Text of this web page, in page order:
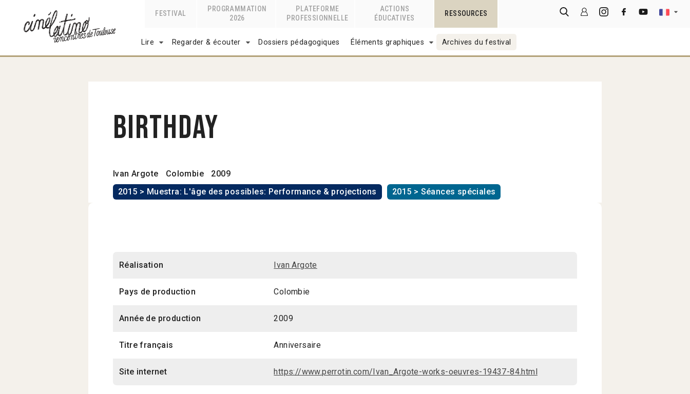
FESTIVAL
PROGRAMMATION
2026
PLATEFORME
PROFESSIONNELLE
ACTIONS
ÉDUCATIVES
RESSOURCES
Lire Regarder & écouter Dossiers pédagogiques Éléments graphiques Archives du festival
Birthday
Ivan Argote Colombie
2009
2015 > Muestra: L'âge des possibles: Performance & projections
2015 > Séances spéciales
Réalisation Ivan Argote
Pays de production Colombie
Année de production 2009
Titre français Anniversaire
Site internet https://www.perrotin.com/Ivan_Argote-works-oeuvres-19437-84.html